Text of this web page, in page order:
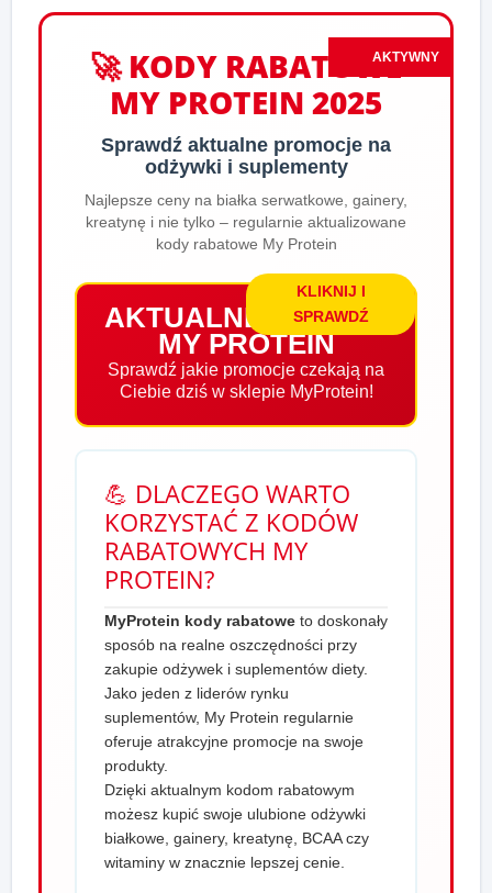
AKTYWNY
🚀 KODY RABATOWE
MY PROTEIN 2025
Sprawdź aktualne promocje na
odżywki i suplementy
Najlepsze ceny na białka serwatkowe, gainery,
kreatynę i nie tylko – regularnie aktualizowane
kody rabatowe My Protein
KLIKNIJ I
SPRAWDŹ
AKTUALNE RABATY
MY PROTEIN
Sprawdź jakie promocje czekają na
Ciebie dziś w sklepie MyProtein!
💪 DLACZEGO WARTO
KORZYSTAĆ Z KODÓW
RABATOWYCH MY
PROTEIN?
MyProtein kody rabatowe to doskonały
sposób na realne oszczędności przy
zakupie odżywek i suplementów diety.
Jako jeden z liderów rynku
suplementów, My Protein regularnie
oferuje atrakcyjne promocje na swoje
produkty.
Dzięki aktualnym kodom rabatowym
możesz kupić swoje ulubione odżywki
białkowe, gainery, kreatynę, BCAA czy
witaminy w znacznie lepszej cenie.